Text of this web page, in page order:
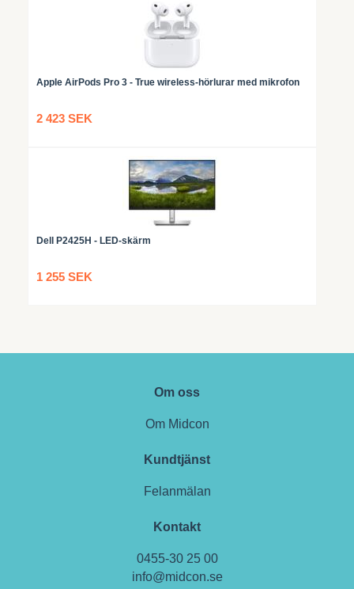
Apple AirPods Pro 3 - True wireless-hörlurar med mikrofon
2 423 SEK
Dell P2425H - LED-skärm
1 255 SEK
Om oss
Om Midcon
Kundtjänst
Felanmälan
Kontakt
0455-30 25 00
info@midcon.se